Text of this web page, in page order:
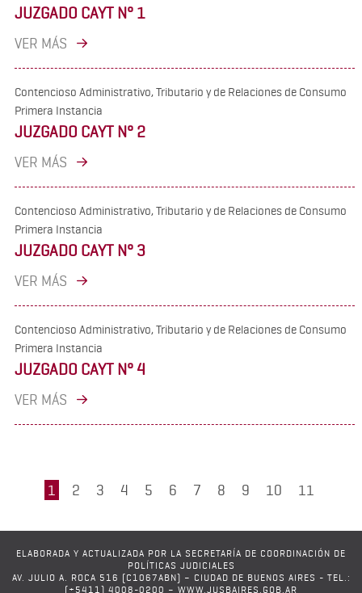
JUZGADO CAYT N° 1
VER MÁS
Contencioso Administrativo, Tributario y de Relaciones de Consumo
Primera Instancia
JUZGADO CAYT N° 2
VER MÁS
Contencioso Administrativo, Tributario y de Relaciones de Consumo
Primera Instancia
JUZGADO CAYT N° 3
VER MÁS
Contencioso Administrativo, Tributario y de Relaciones de Consumo
Primera Instancia
JUZGADO CAYT N° 4
VER MÁS
1 2 3 4 5 6 7 8 9 10 11
ELABORADA Y ACTUALIZADA POR LA SECRETARÍA DE COORDINACIÓN DE
POLÍTICAS JUDICIALES
AV. JULIO A. ROCA 516 (C1067ABN) – CIUDAD DE BUENOS AIRES - TEL.:
(+5411) 4008-0200 – WWW.JUSBAIRES.GOB.AR